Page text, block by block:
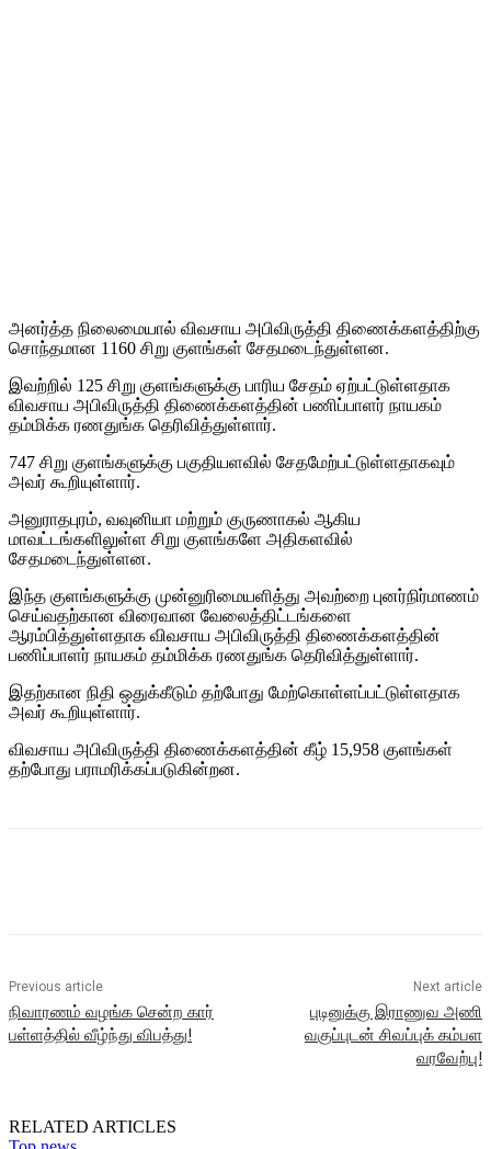
அனர்த்த நிலைமையால் விவசாய அபிவிருத்தி திணைக்களத்திற்கு
சொந்தமான 1160 சிறு குளங்கள் சேதமடைந்துள்ளன.
இவற்றில் 125 சிறு குளங்களுக்கு பாரிய சேதம் ஏற்பட்டுள்ளதாக
விவசாய அபிவிருத்தி திணைக்களத்தின் பணிப்பாளர் நாயகம்
தம்மிக்க ரணதுங்க தெரிவித்துள்ளார்.
747 சிறு குளங்களுக்கு பகுதியளவில் சேதமேற்பட்டுள்ளதாகவும்
அவர் கூறியுள்ளார்.
அனுராதபுரம், வவுனியா மற்றும் குருணாகல் ஆகிய
மாவட்டங்களிலுள்ள சிறு குளங்களே அதிகளவில்
சேதமடைந்துள்ளன.
இந்த குளங்களுக்கு முன்னுரிமையளித்து அவற்றை புனர்நிர்மாணம்
செய்வதற்கான விரைவான வேலைத்திட்டங்களை
ஆரம்பித்துள்ளதாக விவசாய அபிவிருத்தி திணைக்களத்தின்
பணிப்பாளர் நாயகம் தம்மிக்க ரணதுங்க தெரிவித்துள்ளார்.
இதற்கான நிதி ஒதுக்கீடும் தற்போது மேற்கொள்ளப்பட்டுள்ளதாக
அவர் கூறியுள்ளார்.
விவசாய அபிவிருத்தி திணைக்களத்தின் கீழ் 15,958 குளங்கள்
தற்போது பராமரிக்கப்படுகின்றன.
Previous article
நிவாரணம் வழங்க சென்ற கார்
பள்ளத்தில் வீழ்ந்து விபத்து!
Next article
புடினுக்கு இராணுவ அணி
வகுப்புடன் சிவப்புக் கம்பள
வரவேற்பு!
RELATED ARTICLES